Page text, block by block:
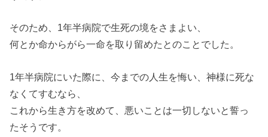
そのため、1年半病院で生死の境をさまよい、
何とか命からがら一命を取り留めたとのことでした。
1年半病院にいた際に、今までの人生を悔い、神様に死な
なくてすむなら、
これから生き方を改めて、悪いことは一切しないと誓っ
たそうです。